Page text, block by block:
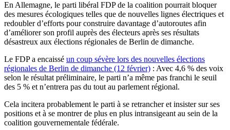
En Allemagne, le parti libéral FDP de la coalition pourrait bloquer
des mesures écologiques telles que de nouvelles lignes électriques et
redoubler d’efforts pour construire davantage d’autoroutes afin
d’améliorer son profil auprès des électeurs après ses résultats
désastreux aux élections régionales de Berlin de dimanche.
Le FDP a encaissé un coup sévère lors des nouvelles élections
régionales de Berlin de dimanche (12 février) : Avec 4,6 % des voix
selon le résultat préliminaire, le parti n’a même pas franchi le seuil
des 5 % et n’entrera pas du tout au parlement régional.
Cela incitera probablement le parti à se retrancher et insister sur ses
positions et à se montrer de plus en plus intransigeant au sein de la
coalition gouvernementale fédérale.